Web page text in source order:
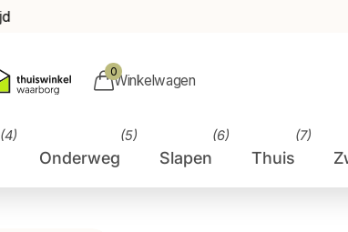
Winkelwagen
0
(4)
Onderweg
(5)
Slapen
(6)
Thuis
(7)